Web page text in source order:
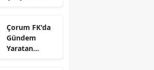
Mersin
Çorum FK'da
Gündem
Yaratan